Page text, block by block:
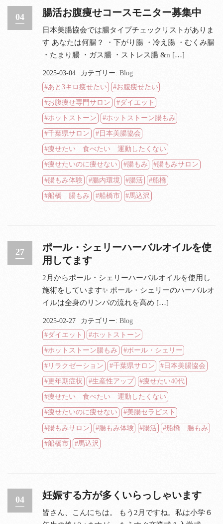
04 腸活お腹痩せコースモニター募集中
日本美腸協会では腸タイプチェックリストがありま
す あなたは何腸？ ・下がり腸 ・冷え腸 ・むくみ腸
・たまり腸 ・ガス腸 ・ストレス腸 &n […]
2025-03-04 カテゴリー:Blog
あと3キロ痩せたい
お腹痩せたい
お腹痩せ専門サロン ダイエット
ホットストーン ホットストーン腸もみ
千葉県サロン 日本美腸協会
痩せたい 食べたい 運動したくない
痩せたいのに痩せない 腸もみ 腸もみサロン
腸もみ体験 腸内環境 腸活 船橋
船橋 腸もみ 船橋市 馬込沢
27
ポール・シェリーハーバルオイルを使
用してます
2月からポール・シェリーハーバルオイルを使用し
施術をしています✨ ポール・シェリーのハーバルオ
イルは全身のリンパの流れを高め […]
2025-02-27 カテゴリー:Blog
ダイエット
ホットストーン
ホットストーン腸もみ ポール・シェリー
リラクゼーション 千葉県サロン 日本美腸協会
更年期症状 生産性アップ 痩せたい40代
痩せたい 食べたい 運動したくない
痩せたいのに痩せない 美腸セラピスト
腸もみサロン 腸もみ体験 腸活 船橋 腸もみ
船橋市 馬込沢
04 妊娠する方が多くいらっしゃいます
皆さん、こんにちは。 もう2月ですね。私は小学６